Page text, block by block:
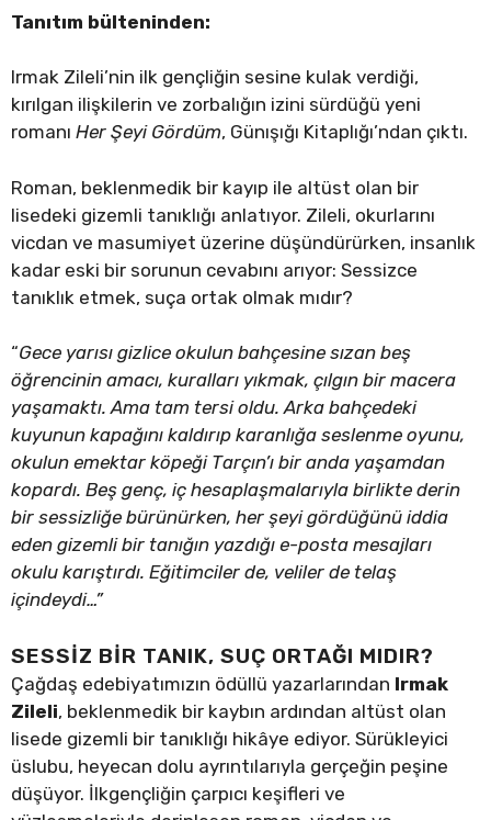
Tanıtım bülteninden:
Irmak Zileli’nin ilk gençliğin sesine kulak verdiği,
kırılgan ilişkilerin ve zorbalığın izini sürdüğü yeni
romanı Her Şeyi Gördüm, Günışığı Kitaplığı’ndan çıktı.
Roman, beklenmedik bir kayıp ile altüst olan bir
lisedeki gizemli tanıklığı anlatıyor. Zileli, okurlarını
vicdan ve masumiyet üzerine düşündürürken, insanlık
kadar eski bir sorunun cevabını arıyor: Sessizce
tanıklık etmek, suça ortak olmak mıdır?
“Gece yarısı gizlice okulun bahçesine sızan beş
öğrencinin amacı, kuralları yıkmak, çılgın bir macera
yaşamaktı. Ama tam tersi oldu. Arka bahçedeki
kuyunun kapağını kaldırıp karanlığa seslenme oyunu,
okulun emektar köpeği Tarçın’ı bir anda yaşamdan
kopardı. Beş genç, iç hesaplaşmalarıyla birlikte derin
bir sessizliğe bürünürken, her şeyi gördüğünü iddia
eden gizemli bir tanığın yazdığı e-posta mesajları
okulu karıştırdı. Eğitimciler de, veliler de telaş
içindeydi…”
SESSIZ BIR TANIK, SUÇ ORTAĞI MIDIR?
Çağdaş edebiyatımızın ödüllü yazarlarından Irmak
Zileli, beklenmedik bir kaybın ardından altüst olan
lisede gizemli bir tanıklığı hikâye ediyor. Sürükleyici
üslubu, heyecan dolu ayrıntılarıyla gerçeğin peşine
düşüyor. İlkgençliğin çarpıcı keşifleri ve